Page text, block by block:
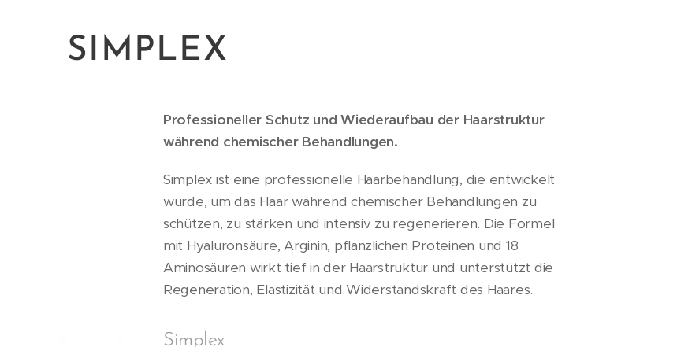
SIMPLEX
Professioneller Schutz und Wiederaufbau der Haarstruktur
während chemischer Behandlungen.
Simplex ist eine professionelle Haarbehandlung, die entwickelt
wurde, um das Haar während chemischer Behandlungen zu
schützen, zu stärken und intensiv zu regenerieren. Die Formel
mit Hyaluronsäure, Arginin, pflanzlichen Proteinen und 18
Aminosäuren wirkt tief in der Haarstruktur und unterstützt die
Regeneration, Elastizität und Widerstandskraft des Haares.
Simplex